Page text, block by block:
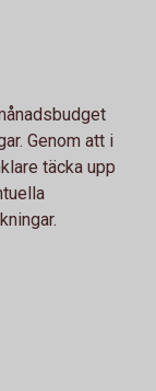
Genom att i
täcka upp